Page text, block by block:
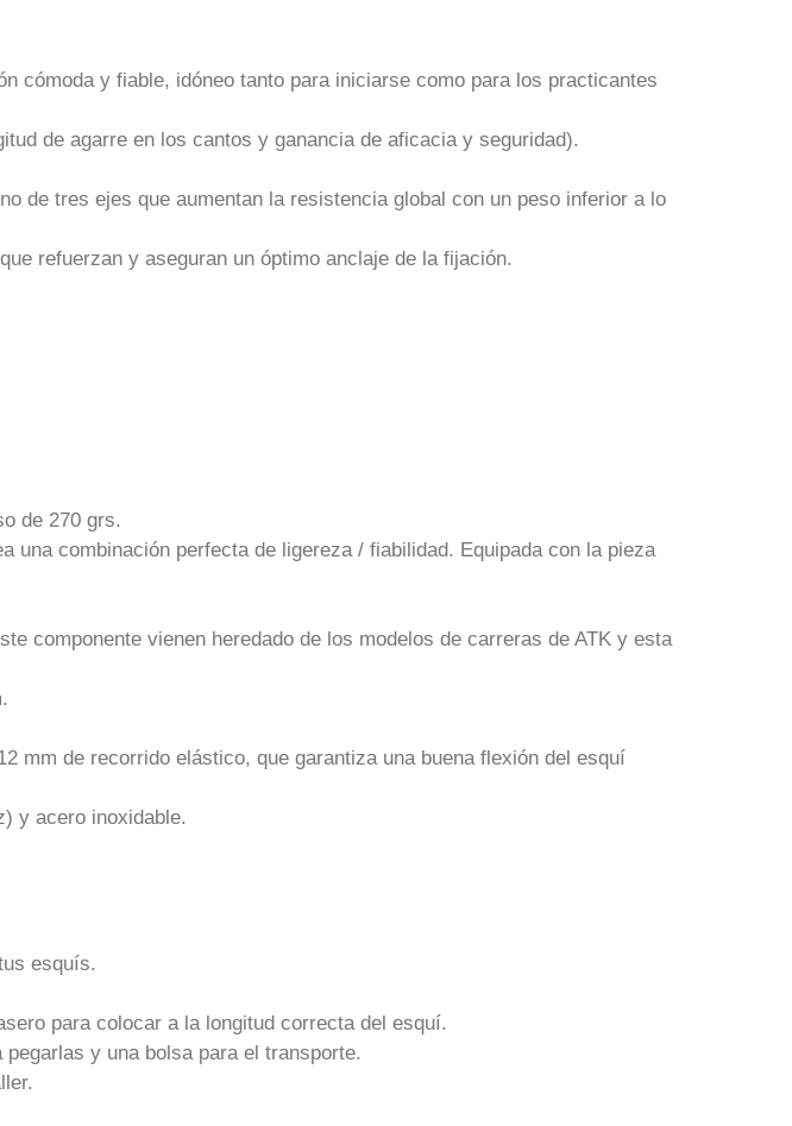
cómoda y fiable, idóneo tanto para iniciarse como para los practicantes
de agarre en los cantos y ganancia de aficacia y seguridad).
de tres ejes que aumentan la resistencia global con un peso inferior a lo
refuerzan y aseguran un óptimo anclaje de la fijación.
de 270 grs.
combinación perfecta de ligereza / fiabilidad. Equipada con la pieza
componente vienen heredado de los modelos de carreras de ATK y esta
mm de recorrido elástico, que garantiza una buena flexión del esquí
y acero inoxidable.
esquís.
para colocar a la longitud correcta del esquí.
y una bolsa para el transporte.